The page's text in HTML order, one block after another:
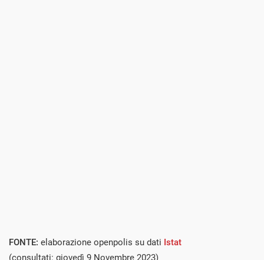
FONTE: elaborazione openpolis su dati Istat
(consultati: giovedì 9 Novembre 2023)